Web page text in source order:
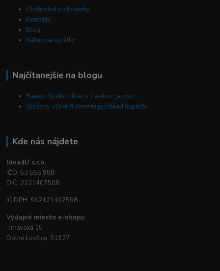
Obchodné podmienky
Kontakty
Blog
Nákup na splátky
Najčítanejšie na blogu
Bambu Studio slicer v Českom jazyku
Správny výber filamentu je základ úspechu
Kde nás nájdete
Idea4U s.r.o.
IČO: 53 555 988
DIČ: 2121407508
IČ DPH: SK2121407508
Výdajné miesto e-shopu:
Trnavská 15
Dolné Lovčice, 91927